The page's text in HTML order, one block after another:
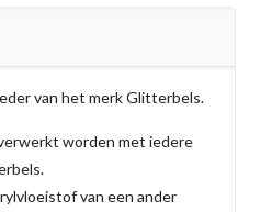
van het merk Glitterbels.
worden met iedere
van een ander